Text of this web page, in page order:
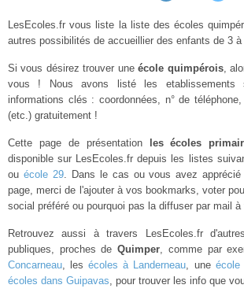
LesEcoles.fr vous liste la liste des écoles
autres possibilités de accueillier des enfants de 3 à
Si vous désirez trouver uneécole quimpérois,
vous ! Nous avons listé les etablissements
informations clés : coordonnées, n° de
(etc.) gratuitement !
Cette page de présentation les écoles
disponible sur LesEcoles.fr depuis les listes
ou école 29. Dans le cas ou vous avez
page, merci de l'ajouter à vos bookmarks, voter
social préféré ou pourquoi pas la diffuser par mail
Retrouvez aussi à travers LesEcoles.fr
publiques, proches deQuimper, comme par
Concarneau, lesécoles à Landerneau, une école
écoles dans Guipavas, pour trouver les info que